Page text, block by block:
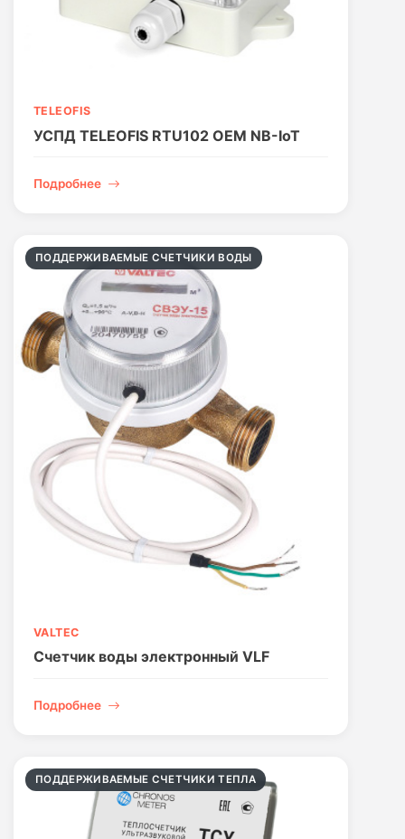
TELEOFIS
УСПД TELEOFIS RTU102 OEM NB-IoT
Подробнее
ПОДДЕРЖИВАЕМЫЕ СЧЕТЧИКИ ВОДЫ
VALTEC
Счетчик воды электронный VLF
Подробнее
ПОДДЕРЖИВАЕМЫЕ СЧЕТЧИКИ ТЕПЛА